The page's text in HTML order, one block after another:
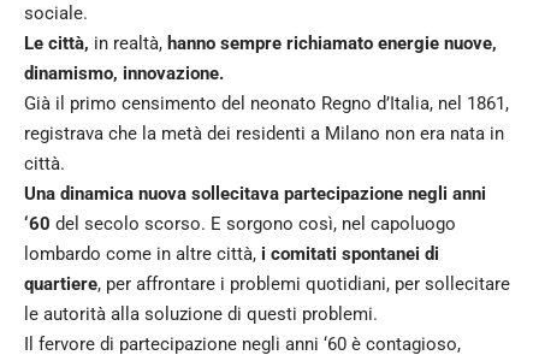
sociale.
Le città, in realtà, hanno sempre richiamato energie nuove,
dinamismo, innovazione.
Già il primo censimento del neonato Regno d’Italia, nel 1861,
registrava che la metà dei residenti a Milano non era nata in
città.
Una dinamica nuova sollecitava partecipazione negli anni
‘60 del secolo scorso. E sorgono così, nel capoluogo
lombardo come in altre città, i comitati spontanei di
quartiere, per affrontare i problemi quotidiani, per sollecitare
le autorità alla soluzione di questi problemi.
Il fervore di partecipazione negli anni ‘60 è contagioso,